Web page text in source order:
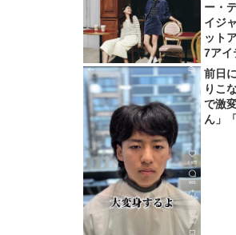
ー・
イジ
ット
7アイ
前日
りこ
で激
ん」